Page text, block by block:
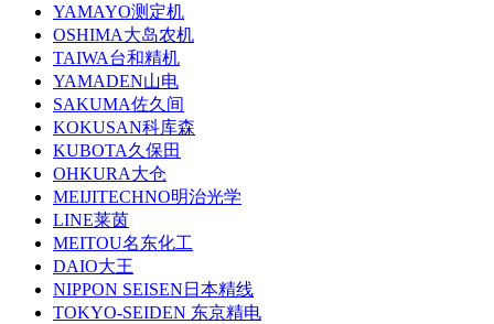
YAMAYO测定机
OSHIMA大岛农机
TAIWA台和精机
YAMADEN山电
SAKUMA佐久间
KOKUSAN科库森
KUBOTA久保田
OHKURA大仓
MEIJITECHNO明治光学
LINE莱茵
MEITOU名东化工
DAIO大王
NIPPON SEISEN日本精线
TOKYO-SEIDEN 东京精电